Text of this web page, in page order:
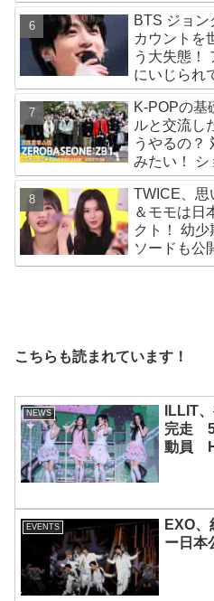
「成功した
BTS ジョン
カウントを
う大失態！
にいじられ
K-POPの
ルと交流し
うやるの？
みたい！ シ
手会・・・
これを紹介
TWICE、思
＆モモは日
クト！ 幼
ソードも公
こちらも読まれています！
NEWS
ILLIT
完走 5
動員
EVENTS
EXO
ー日本